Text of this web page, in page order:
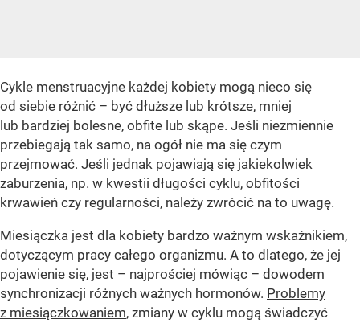
Cykle menstruacyjne każdej kobiety mogą nieco się
od siebie różnić – być dłuższe lub krótsze, mniej
lub bardziej bolesne, obfite lub skąpe. Jeśli niezmiennie
przebiegają tak samo, na ogół nie ma się czym
przejmować. Jeśli jednak pojawiają się jakiekolwiek
zaburzenia, np. w kwestii długości cyklu, obfitości
krwawień czy regularności, należy zwrócić na to uwagę.
Miesiączka jest dla kobiety bardzo ważnym wskaźnikiem,
dotyczącym pracy całego organizmu. A to dlatego, że jej
pojawienie się, jest – najprościej mówiąc – dowodem
synchronizacji różnych ważnych hormonów. Problemy
z miesiączkowaniem, zmiany w cyklu mogą świadczyć